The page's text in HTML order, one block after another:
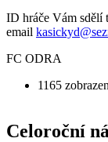
ID hráče Vám sdělí
email
FC ODRA
1165
Celoroční